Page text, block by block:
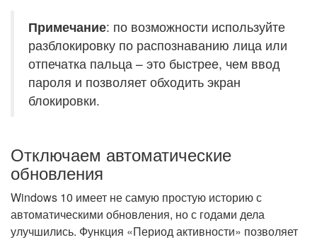
Примечание: по возможности используйте
разблокировку по распознаванию лица или
отпечатка пальца – это быстрее, чем ввод
пароля и позволяет обходить экран
блокировки.
Отключаем автоматические
обновления
Windows 10 имеет не самую простую историю с
автоматическими обновления, но с годами дела
улучшились. Функция «Период активности» позволяет